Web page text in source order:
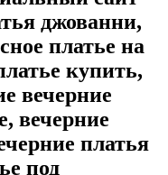
джованни,
платье на
купить,
вечерние
вечерние
платья
под